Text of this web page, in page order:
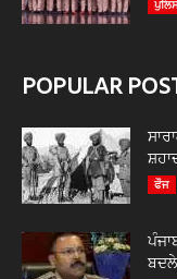
POPULAR
ਫੌਜ
ਬਦਲੇ